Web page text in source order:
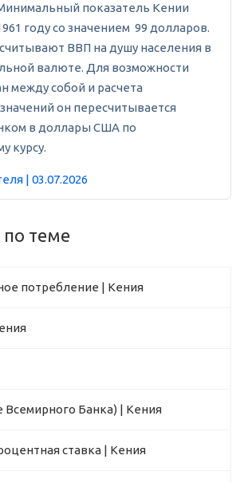
показатель Кении
году со значением 99 долларов.
ВВП на душу населения в
валюте. Для возможности
между собой и расчета
он пересчитывается
в доллары США по
курсу.
| 03.07.2026
по теме
потребление | Кения
Банка) | Кения
ставка | Кения